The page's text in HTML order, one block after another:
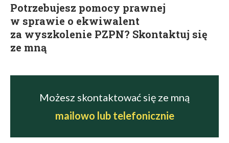
Potrzebujesz pomocy prawnej
w sprawie o ekwiwalent
za wyszkolenie PZPN? Skontaktuj się
ze mną
Możesz skontaktować się ze mną
mailowo lub telefonicznie